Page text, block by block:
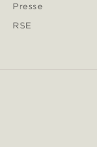
Presse
RSE